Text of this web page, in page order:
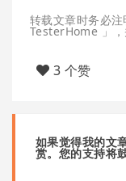
转载文章时务必
TesterHome 」
3 个赞
如果觉得我的文
赏。您的支持将